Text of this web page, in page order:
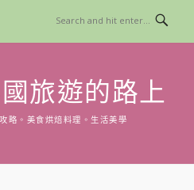
旅遊的路上
略。美食烘焙料理。生活美學